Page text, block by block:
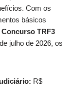
Com os
básicos
Concurso TRF3
julho de 2026, os
R$